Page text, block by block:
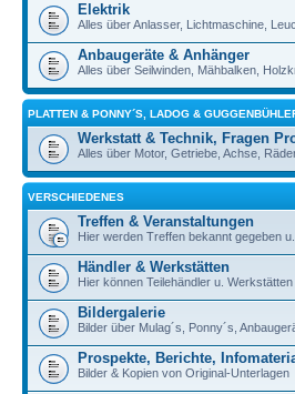
Elektrik
Alles über Anlasser, Lichtmaschine,
Anbaugeräte & Anhänger
Alles über Seilwinden, Mähbalken,
PLATTEN & PONNY´S, LADOG &
Werkstatt & Technik, Fragen
Alles über Motor, Getriebe, Achse,
VERSCHIEDENES
Treffen & Veranstaltungen
Hier werden Treffen bekannt gegeben
Händler & Werkstätten
Hier können Teilehändler u.
Bildergalerie
Bilder über Mulag´s, Ponny´s,
Prospekte, Berichte,
Bilder & Kopien von Original-Unterlagen